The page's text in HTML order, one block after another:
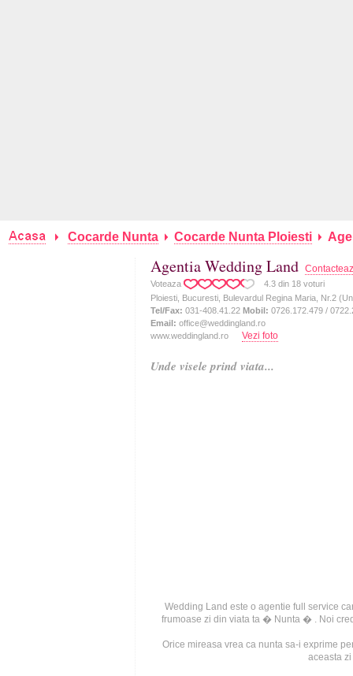
Cocarde Nunta Cocarde Nunta Ploiesti
Agentia Wedding Land
Voteaza 4.3din 18voturi
Ploiesti, Bucuresti, Bulevardul Regina Maria, Nr.2
Tel/Fax: 031-408.41.22 Mobil: 0726.172.479 /
Email: office@weddingland.ro
www.weddingland.ro
Vezi foto
Unde visele prind viata...
Wedding Land este o agentie full service
frumoase zi din viata ta � Nunta � . Noi
Orice mireasa vrea ca nunta sa-i exprime
aceasta